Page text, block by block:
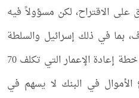
الاقتراح، لكن مسؤولاً فيه
بما في ذلك إسرائيل والسلطة
الفلسطينية، توفير موارد لدعم خطة إعادة الإعمار التي تكلف 70
الأموال في البنك لا يسهم في